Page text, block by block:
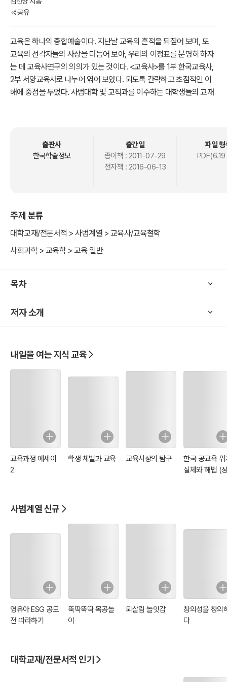
공유
교육은 하나의 종합예술이다. 지난날 교육의 흔적을 되짚어 보며, 또
교육의 선각자들의 사상을 더듬어 보아, 우리의 이정표를 분명히 하자
는 데 교육사연구의 의의가 있는 것이다. <교육사>를 1부 한국교육사,
2부 서양교육사로 나누어 엮어 보았다. 되도록 간략하고 초점적인 이
해에 중점을 두었다. 사범대학 및 교직과를 이수하는 대학생들의 교재
출판사
한국학술정보
출간일
종이책 : 2011-07-29
전자책 : 2016-06-13
파일 형
주제 분류
대학교재/전문서적 > 사범계열 > 교육사/교육철학
사회과학 > 교육학 > 교육 일반
목차
저자 소개
내일을 여는 지식 교육
교육과정 에세이
2
학생 체벌과 교육 교육사상의 탐구
한국 공교육 위
실체와 해법 (
사범계열 신규
영유아 ESG 공모
전 따라하기
뚝딱뚝딱 목공놀
이
되살림 놀잇감
창의성을 창의
다
대학교재/전문서적 인기